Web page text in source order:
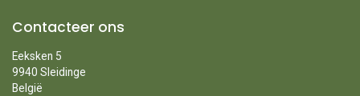
Contacteer ons
Eeksken 5
9940 Sleidinge
België